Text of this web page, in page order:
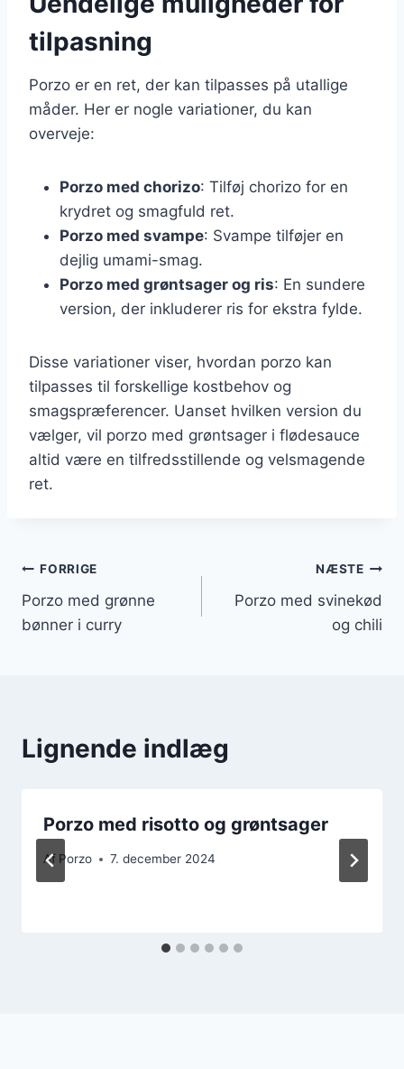
tilpasning
Porzo er en ret, der kan tilpasses på utallige
måder. Her er nogle variationer, du kan
overveje:
Porzo med chorizo: Tilføj chorizo for en
krydret og smagfuld ret.
Porzo med svampe: Svampe tilføjer en
dejlig umami-smag.
Porzo med grøntsager og ris: En sundere
version, der inkluderer ris for ekstra fylde.
Disse variationer viser, hvordan porzo kan
tilpasses til forskellige kostbehov og
smagspræferencer. Uanset hvilken version du
vælger, vil porzo med grøntsager i flødesauce
altid være en tilfredsstillende og velsmagende
ret.
Indlægsnavigation
FORRIGE
Porzo med grønne
bønner i curry
NÆSTE
Porzo med svinekød
og chili
Lignende indlæg
Porzo med risotto og grøntsager
Af Porzo 7. december 2024